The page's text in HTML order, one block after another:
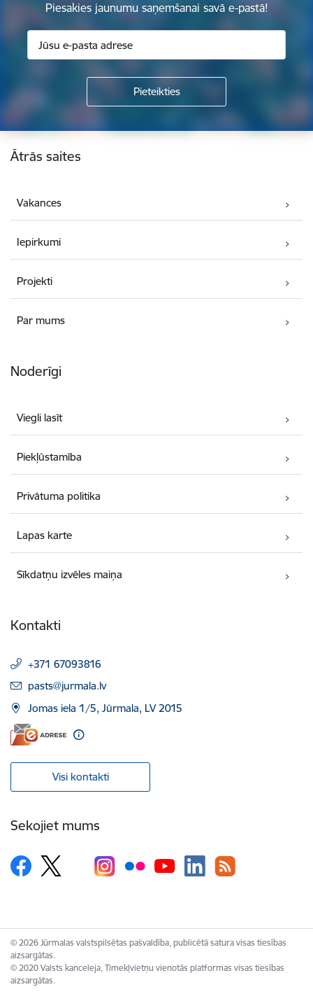
Piesakies jaunumu saņemšanai savā e-pastā!
Kājene
Ātrās saites
Vakances
Iepirkumi
Projekti
Par mums
Noderīgi
Viegli lasīt
Piekļūstamība
Privātuma politika
Lapas karte
Sīkdatņu izvēles maiņa
Kontakti
+371 67093816
E-pasts:
pasts@jurmala.lv
Jomas iela 1/5, Jūrmala, LV 2015
Visi kontakti
Sekojiet mums
© 2026 Jūrmalas valstspilsētas pašvaldība, publicētā satura visas tiesības
aizsargātas.
© 2020 Valsts kanceleja, Tīmekļvietņu vienotās platformas visas tiesības
aizsargātas.